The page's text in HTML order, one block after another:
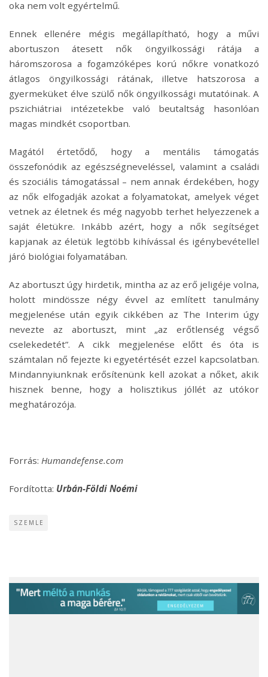
oka nem volt egyértelmű.
Ennek ellenére mégis megállapítható, hogy a művi
abortuszon átesett nők öngyilkossági rátája a
háromszorosa a fogamzóképes korú nőkre vonatkozó
átlagos öngyilkossági rátának, illetve hatszorosa a
gyermeküket élve szülő nők öngyilkossági mutatóinak. A
pszichiátriai intézetekbe való beutaltság hasonlóan
magas mindkét csoportban.
Magától értetődő, hogy a mentális támogatás
összefonódik az egészségneveléssel, valamint a családi
és szociális támogatással – nem annak érdekében, hogy
az nők elfogadják azokat a folyamatokat, amelyek véget
vetnek az életnek és még nagyobb terhet helyezzenek a
saját életükre. Inkább azért, hogy a nők segítséget
kapjanak az életük legtöbb kihívással és igénybevétellel
járó biológiai folyamatában.
Az abortuszt úgy hirdetik, mintha az az erő jeligéje volna,
holott mindössze négy évvel az említett tanulmány
megjelenése után egyik cikkében az The Interim úgy
nevezte az abortuszt, mint „az erőtlenség végső
cselekedetét”. A cikk megjelenése előtt és óta is
számtalan nő fejezte ki egyetértését ezzel kapcsolatban.
Mindannyiunknak erősítenünk kell azokat a nőket, akik
hisznek benne, hogy a holisztikus jóllét az utókor
meghatározója.
Forrás: Humandefense.com
Fordította: Urbán-Földi Noémi
SZEMLE